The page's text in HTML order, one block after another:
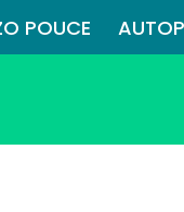
POUCE